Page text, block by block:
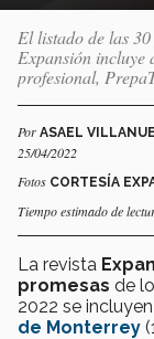
El listado de las
Expansión incluye
profesional,
Por ASAEL
25/04/2022
Fotos CORTESÍA
Tiempo estimado de
La revista
promesas de
2022 se
de Monterrey